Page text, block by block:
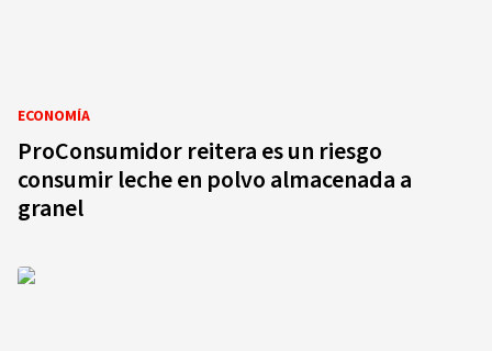
ECONOMÍA
ProConsumidor reitera es un riesgo
consumir leche en polvo almacenada a
granel